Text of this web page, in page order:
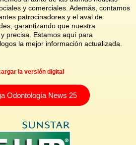
y comerciales. Además, contamos
patrocinadores y el aval de
garantizando que nuestra
precisa. Estamos aquí para
la mejor información actualizada.
la versión digital
Odontología News 25